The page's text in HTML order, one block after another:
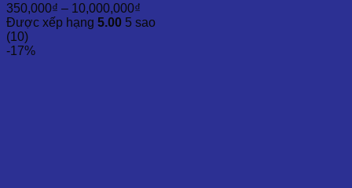
350,000₫ – 10,000,000₫
giá:
Được xếp hạng 5.00 5 sao
(10)
-17%